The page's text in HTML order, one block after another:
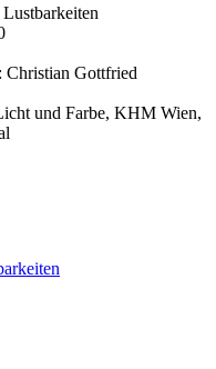
Christian Gottfried
und Farbe, KHM Wien,